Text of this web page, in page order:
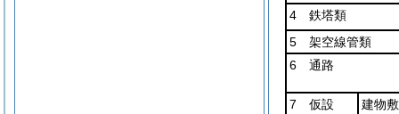
4 鉄塔類
5 架空線管類
6 通路
7 仮設
建物